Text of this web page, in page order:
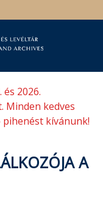
2026.
Minden kedves
kívánunk!
A